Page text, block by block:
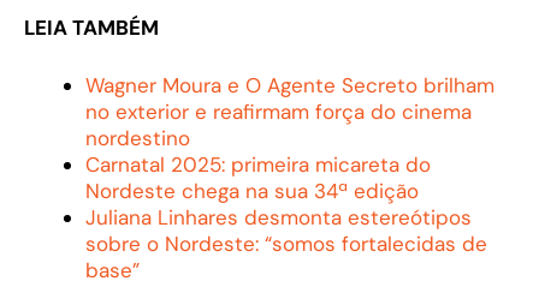
LEIA TAMBÉM
Wagner Moura e O Agente Secreto brilham
no exterior e reafirmam força do cinema
nordestino
Carnatal 2025: primeira micareta do
Nordeste chega na sua 34ª edição
Juliana Linhares desmonta estereótipos
sobre o Nordeste: “somos fortalecidas de
base”